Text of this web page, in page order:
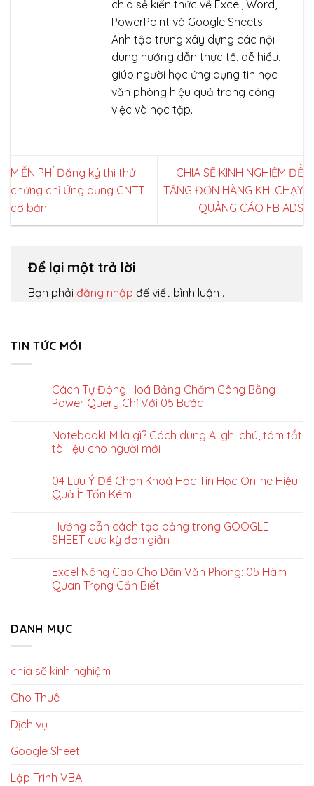
chia sẻ kiến thức về Excel, Word,
PowerPoint và Google Sheets.
Anh tập trung xây dựng các nội
dung hướng dẫn thực tế, dễ hiểu,
giúp người học ứng dụng tin học
văn phòng hiệu quả trong công
việc và học tập.
MIỄN PHÍ Đăng ký thi thử
chứng chỉ Ứng dụng CNTT
cơ bản
CHIA SẼ KINH NGHIỆM ĐỂ
TĂNG ĐƠN HÀNG KHI CHẠY
QUẢNG CÁO FB ADS
Để lại một trả lời
Bạn phải đăng nhập để viết bình luận .
TIN TỨC MỚI
Cách Tự Động Hoá Bảng Chấm Công Bằng
Power Query Chỉ Với 05 Bước
NotebookLM là gì? Cách dùng AI ghi chú, tóm tắt
tài liệu cho người mới
04 Lưu Ý Để Chọn Khoá Học Tin Học Online Hiệu
Quả Ít Tốn Kém
Hướng dẫn cách tạo bảng trong GOOGLE
SHEET cực kỳ đơn giản
Excel Nâng Cao Cho Dân Văn Phòng: 05 Hàm
Quan Trọng Cần Biết
DANH MỤC
chia sẽ kinh nghiệm
Cho Thuê
Dịch vụ
Google Sheet
Lập Trình VBA